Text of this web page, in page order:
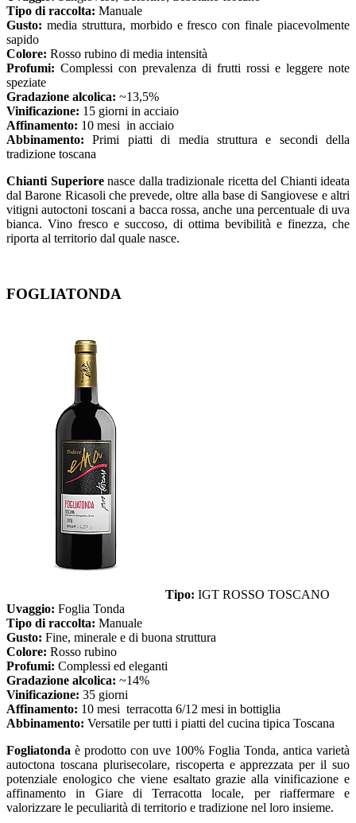
Tipo di raccolta: Manuale
Gusto: media struttura, morbido e fresco con finale piacevolmente
sapido
Colore: Rosso rubino di media intensità
Profumi: Complessi con prevalenza di frutti rossi e leggere note
speziate
Gradazione alcolica: ~13,5%
Vinificazione: 15 giorni in acciaio
Affinamento: 10 mesi in acciaio
Abbinamento: Primi piatti di media struttura e secondi della
tradizione toscana
Chianti Superiore nasce dalla tradizionale ricetta del Chianti ideata
dal Barone Ricasoli che prevede, oltre alla base di Sangiovese e altri
vitigni autoctoni toscani a bacca rossa, anche una percentuale di uva
bianca. Vino fresco e succoso, di ottima bevibilità e finezza, che
riporta al territorio dal quale nasce.
FOGLIATONDA
Tipo: IGT ROSSO TOSCANO
Uvaggio: Foglia Tonda
Tipo di raccolta: Manuale
Gusto: Fine, minerale e di buona struttura
Colore: Rosso rubino
Profumi: Complessi ed eleganti
Gradazione alcolica: ~14%
Vinificazione: 35 giorni
Affinamento: 10 mesi terracotta 6/12 mesi in bottiglia
Abbinamento: Versatile per tutti i piatti del cucina tipica Toscana
Fogliatonda è prodotto con uve 100% Foglia Tonda, antica varietà
autoctona toscana plurisecolare, riscoperta e apprezzata per il suo
potenziale enologico che viene esaltato grazie alla vinificazione e
affinamento in Giare di Terracotta locale, per riaffermare e
valorizzare le peculiarità di territorio e tradizione nel loro insieme.